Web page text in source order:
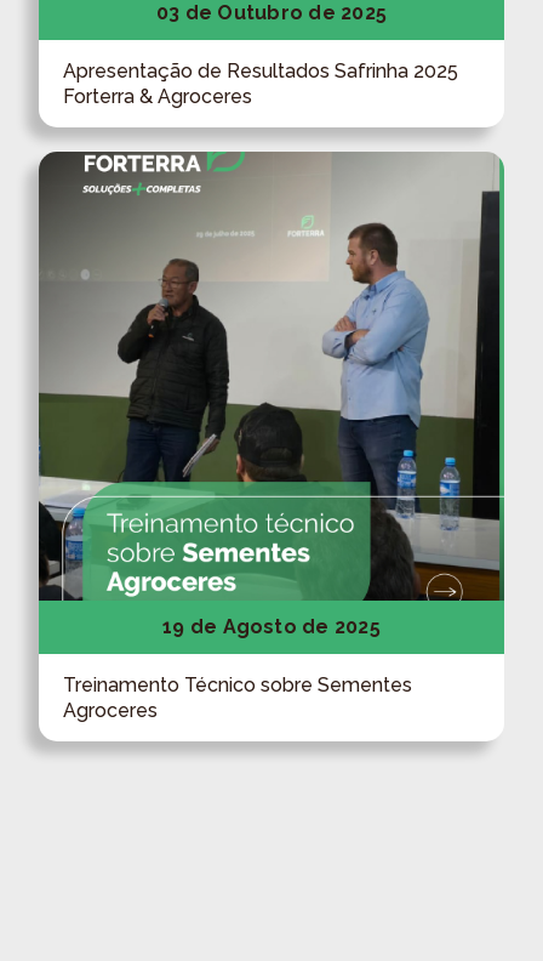
03 de Outubro de 2025
Apresentação de Resultados Safrinha 2025
Forterra & Agroceres
19 de Agosto de 2025
Treinamento Técnico sobre Sementes
Agroceres